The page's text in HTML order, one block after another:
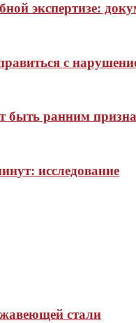
экспертизе:
с
быть ранним
исследование
стали